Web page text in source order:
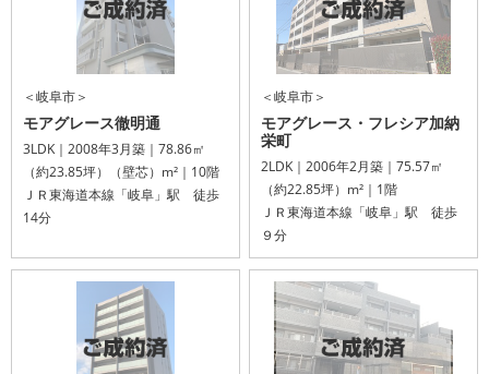
＜岐阜市＞
モアグレース徹明通
3LDK｜2008年3月築｜78.86㎡
（約23.85坪）（壁芯）m²｜10階
ＪＲ東海道本線「岐阜」駅 徒歩
14分
＜岐阜市＞
モアグレース・フレシア加納
栄町
2LDK｜2006年2月築｜75.57㎡
（約22.85坪）m²｜1階
ＪＲ東海道本線「岐阜」駅 徒歩
９分